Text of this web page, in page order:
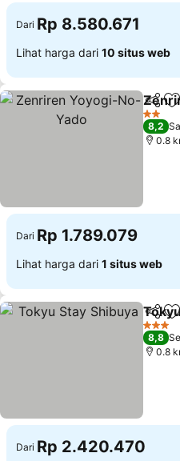
Dari Rp 8.580.671
Lihat harga dari 10 situs web
2 Bintang
8,2
0.8
Dari Rp 1.789.079
Lihat harga dari 1 situs web
3 Bintang
8,8
0.8
Dari Rp 2.420.470